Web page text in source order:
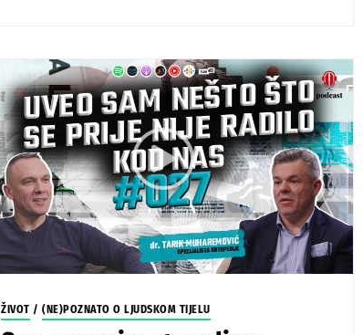
ŽIVOT / (NE)POZNATO O LJUDSKOM TIJELU